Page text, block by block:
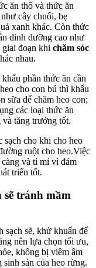
ăn thô và thức ăn
cây chuối, bẹ
xanh khác. Còn thức
dinh dưỡng cao như
đoạn khi chăm sóc
nhau.
phần thức ăn cần
cho con bú thì khẩu
sữa để chăm heo con;
các loại thức ăn
tăng trưởng tốt.
sạch cho khi cho heo
ruột cho heo.Việc
và tỉ mỉ vì đảm
triển tốt.
sẽ tránh mầm
sạch sẽ, khử khuẩn để
nên lựa chọn tối ưu,
không bị viêm âm
sản của heo rừng.